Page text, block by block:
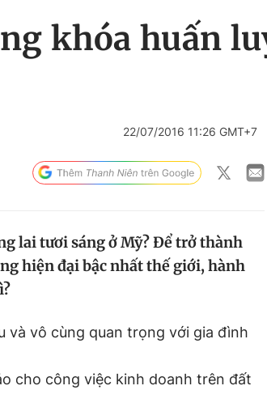
khóa huấn
22/07/2016 11:26 GMT+7
lai tươi sáng ở Mỹ? Để trở thành
hiện đại bậc nhất thế giới, hành
và vô cùng quan trọng với gia đình
cho công việc kinh doanh trên đất